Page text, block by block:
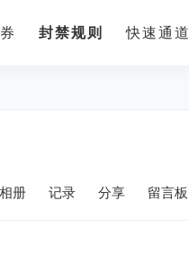
封禁规则 快速通道
相册 记录 分享 留言板